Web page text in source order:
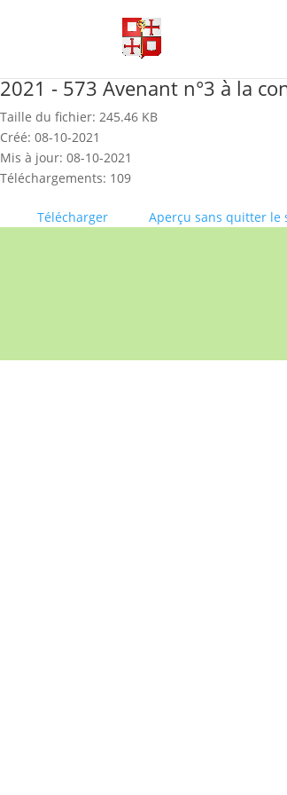
2021 - 573 Avenant n°3 à la
Taille du fichier: 245.46 KB
Créé: 08-10-2021
Mis à jour: 08-10-2021
Téléchargements: 109
Télécharger Aperçu sans quitter le